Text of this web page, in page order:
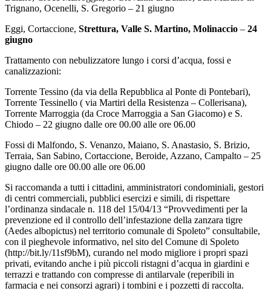
Trignano, Ocenelli, S. Gregorio – 21 giugno
Eggi, Cortaccione, Strettura, Valle S. Martino, Molinaccio – 24
giugno
Trattamento con nebulizzatore lungo i corsi d’acqua, fossi e
canalizzazioni:
Torrente Tessino (da via della Repubblica al Ponte di Pontebari),
Torrente Tessinello ( via Martiri della Resistenza – Collerisana),
Torrente Marroggia (da Croce Marroggia a San Giacomo) e S.
Chiodo – 22 giugno dalle ore 00.00 alle ore 06.00
Fossi di Malfondo, S. Venanzo, Maiano, S. Anastasio, S. Brizio,
Terraia, San Sabino, Cortaccione, Beroide, Azzano, Campalto – 25
giugno dalle ore 00.00 alle ore 06.00
Si raccomanda a tutti i cittadini, amministratori condominiali, gestori
di centri commerciali, pubblici esercizi e simili, di rispettare
l’ordinanza sindacale n. 118 del 15/04/13 “Provvedimenti per la
prevenzione ed il controllo dell’infestazione della zanzara tigre
(Aedes albopictus) nel territorio comunale di Spoleto” consultabile,
con il pieghevole informativo, nel sito del Comune di Spoleto
(http://bit.ly/11sf9bM), curando nel modo migliore i propri spazi
privati, evitando anche i più piccoli ristagni d’acqua in giardini e
terrazzi e trattando con compresse di antilarvale (reperibili in
farmacia e nei consorzi agrari) i tombini e i pozzetti di raccolta.